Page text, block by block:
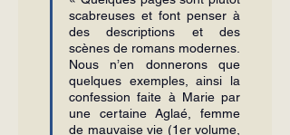
sca­breuses et font penser à
des descriptions et des
scènes de romans modernes.
Nous n’en donnerons que
quelques exemples, ainsi la
confession faite à Marie par
une certaine Aglaé, femme
de mauvaise vie (1er volume,